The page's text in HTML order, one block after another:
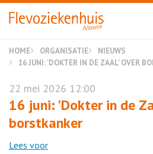
Almere
HOME ORGANISATIE
NIEUWS
16 JUNI: 'DOKTER IN DE ZAAL' OVER
22 mei 2026 12:00
16 juni: 'Dokter in de
borstkanker
Lees voor